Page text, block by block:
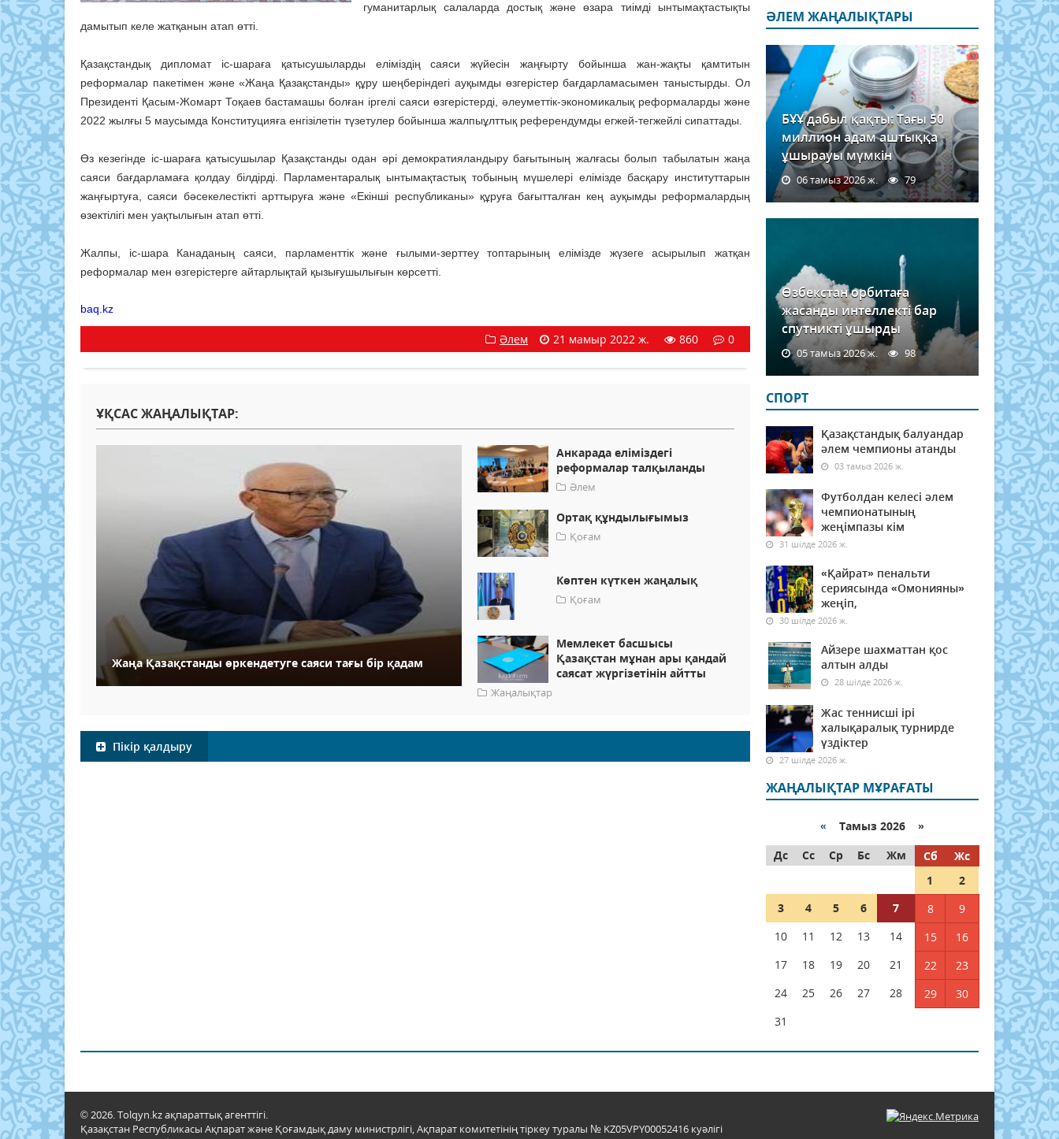
гуманитарлық салаларда достық және өзара тиімді ынтымақтастықты
дамытып келе жатқанын атап өтті.
Қазақстандық дипломат іс-шараға қатысушыларды еліміздің саяси жүйесін жаңғырту бойынша жан-жақты қамтитын
реформалар пакетімен және «Жаңа Қазақстанды» құру шеңберіндегі ауқымды өзгерістер бағдарламасымен таныстырды. Ол
Президенті Қасым-Жомарт Тоқаев бастамашы болған іргелі саяси өзгерістерді, әлеуметтік-экономикалық реформаларды және
2022 жылғы 5 маусымда Конституцияға енгізілетін түзетулер бойынша жалпыұлттық референдумды егжей-тегжейлі сипаттады.
Өз кезегінде іс-шараға қатысушылар Қазақстанды одан әрі демократияландыру бағытының жалғасы болып табылатын жаңа
саяси бағдарламаға қолдау білдірді. Парламентаралық ынтымақтастық тобының мүшелері елімізде басқару институттарын
жаңғыртуға, саяси бәсекелестікті арттыруға және «Екінші республиканы» құруға бағытталған кең ауқымды реформалардың
өзектілігі мен уақтылығын атап өтті.
Жалпы, іс-шара Канаданың саяси, парламенттік және ғылыми-зерттеу топтарының елімізде жүзеге асырылып жатқан
реформалар мен өзгерістерге айтарлықтай қызығушылығын көрсетті.
baq.kz
Әлем 21 мамыр 2022 ж. 860 0
ҰҚСАС ЖАҢАЛЫҚТАР:
Жаңа Қазақстанды өркендетуге саяси тағы бір қадам
Анкарада еліміздегі
реформалар талқыланды
Әлем
Ортақ құндылығымыз
Қоғам
Көптен күткен жаңалық
Қоғам
Мемлекет басшысы
Қазақстан мұнан ары қандай
саясат жүргізетінін айтты
Жаңалықтар
Пікір қалдыру
ӘЛЕМ ЖАҢАЛЫҚТАРЫ
БҰҰ дабыл қақты: Тағы 50
миллион адам аштыққа
ұшырауы мүмкін
06 тамыз 2026 ж. 79
Өзбекстан орбитаға
жасанды интеллекті бар
спутникті ұшырды
05 тамыз 2026 ж. 98
СПОРТ
Қазақстандық балуандар
әлем чемпионы атанды
03 тамыз 2026 ж.
Футболдан келесі әлем
чемпионатының
жеңімпазы кім
31 шілде 2026 ж.
«Қайрат» пенальти
сериясында «Омонияны»
жеңіп,
30 шілде 2026 ж.
Айзере шахматтан қос
алтын алды
28 шілде 2026 ж.
Жас теннисші ірі
халықаралық турнирде
үздіктер
27 шілде 2026 ж.
ЖАҢАЛЫҚТАР МҰРАҒАТЫ
« Тамыз 2026 »
Дс
Сс Ср Бс Жм Сб
Жс
1
2
3
4 5 6 7 8
9
10
11 12 13 14 15
16
17
18 19 20 21 22
23
24
25 26 27 28 29
30
31
© 2026. Tolqyn.kz ақпараттық агенттігі.
Қазақстан Республикасы Ақпарат және Қоғамдық даму министрлігі, Ақпарат комитетінің тіркеу туралы № KZ05VPY00052416 куәлігі